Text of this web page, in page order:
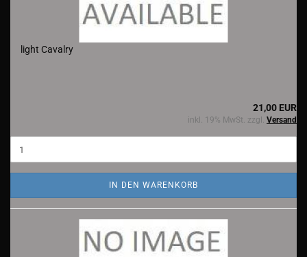
light Cavalry
21,00 EUR
inkl. 19% MwSt. zzgl. Versand
IN DEN WARENKORB